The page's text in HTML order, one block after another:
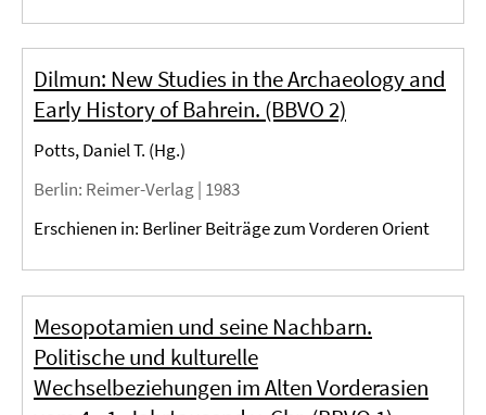
Dilmun: New Studies in the Archaeology and
Early History of Bahrein. (BBVO 2)
Potts, Daniel T. (Hg.)
Berlin: Reimer-Verlag | 1983
Erschienen in: Berliner Beiträge zum Vorderen Orient
Mesopotamien und seine Nachbarn.
Politische und kulturelle
Wechselbeziehungen im Alten Vorderasien